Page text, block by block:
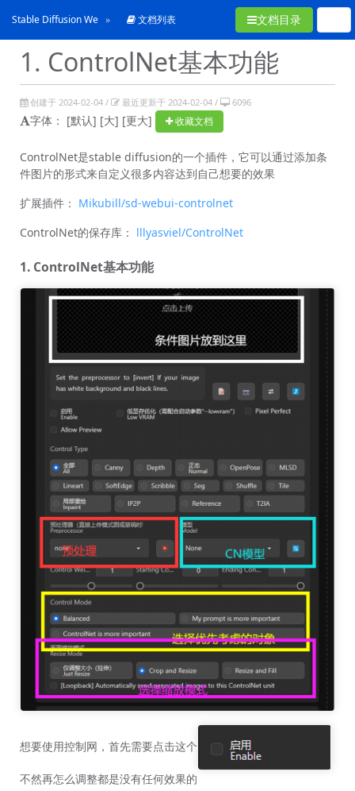
Stable Diffusion WebUI 从入门到卸载
文档列表 文档目录
1. ControlNet基本功能
创建于 2024-02-04 / 最近更新于 2024-02-04 / 6096
字体： [默认] [大] [更大] 收藏文档
ControlNet是stable diffusion的一个插件，它可以通过添加条
件图片的形式来自定义很多内容达到自己想要的效果
扩展插件： Mikubill/sd-webui-controlnet
ControlNet的保存库： lllyasviel/ControlNet
1. ControlNet基本功能
想要使用控制网，首先需要点击这个
不然再怎么调整都是没有任何效果的